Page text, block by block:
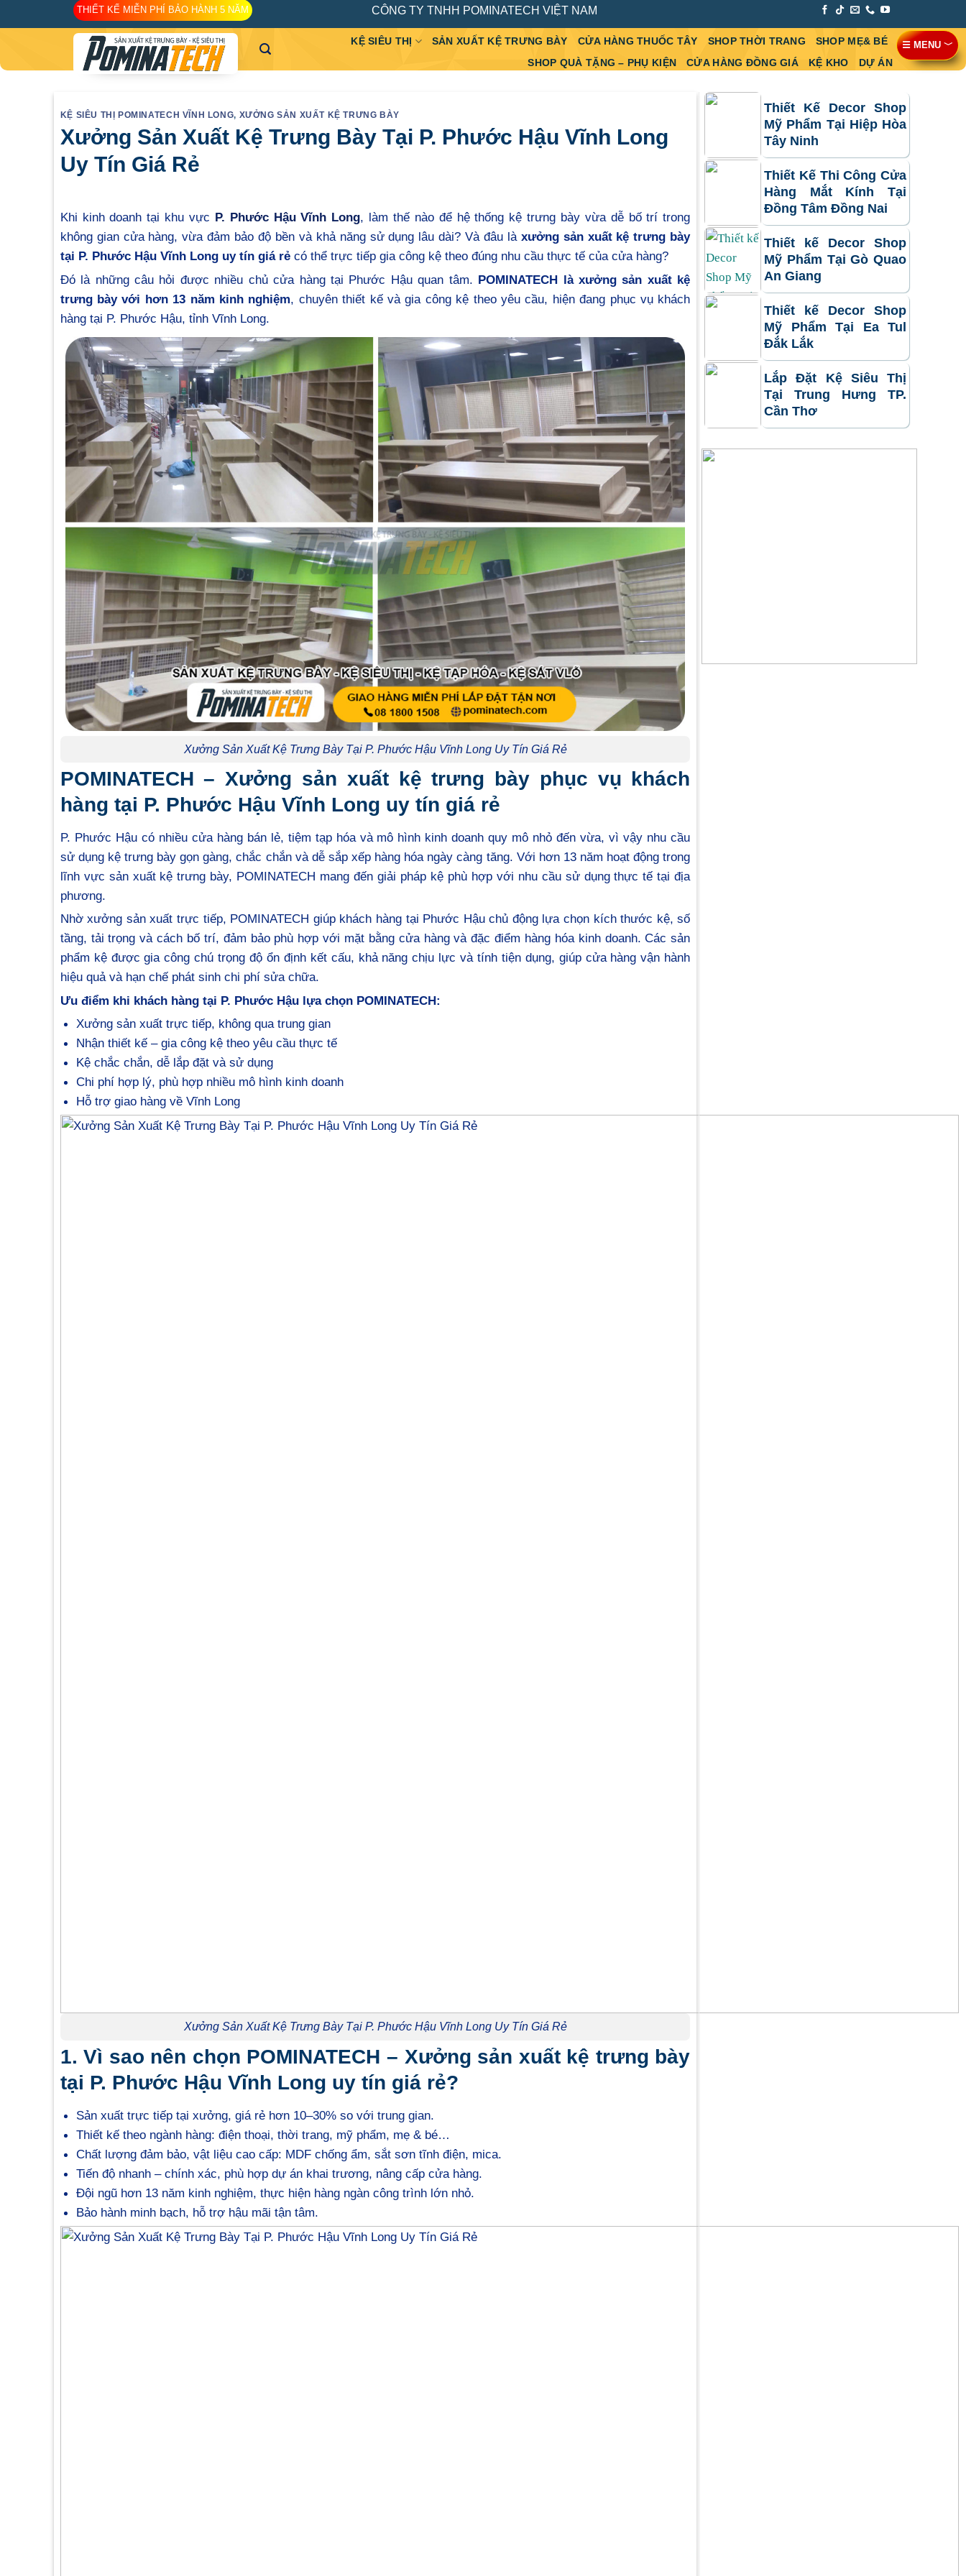
to
THIẾT KẾ MIỄN PHÍ BẢO HÀNH 5 NĂM CÔNG TY TNHH POMINATECH VIỆT NAM
KỆ SIÊU THỊ SẢN XUẤT KỆ TRƯNG BÀY CỬA HÀNG THUỐC TÂY SHOP THỜI TRANG
SHOP MẸ& BÉ
SHOP QUÀ TẶNG – PHỤ KIỆN
CỬA HÀNG ĐỒNG GIÁ KỆ KHO DỰ ÁN
KỆ SIÊU THỊ POMINATECH VĨNH LONG, XƯỞNG SẢN XUẤT KỆ TRƯNG BÀY
Xưởng Sản Xuất Kệ Trưng Bày Tại P. Phước Hậu Vĩnh Long
Uy Tín Giá Rẻ
Khi kinh doanh tại khu vực P. Phước Hậu Vĩnh Long, làm thế nào để hệ thống kệ trưng bày vừa dễ bố trí trong
không gian cửa hàng, vừa đảm bảo độ bền và khả năng sử dụng lâu dài? Và đâu làxưởng sản xuất kệ trưng bày
tại P. Phước Hậu Vĩnh Long uy tín giá rẻcó thể trực tiếp gia công kệ theo đúng nhu cầu thực tế của cửa hàng?
Đó là những câu hỏi được nhiều chủ cửa hàng tại Phước Hậu quan tâm. POMINATECH là xưởng sản xuất kệ
trưng bày với hơn 13 năm kinh nghiệm, chuyên thiết kế và gia công kệ theo yêu cầu, hiện đang phục vụ khách
hàng tại P. Phước Hậu, tỉnh Vĩnh Long.
Xưởng Sản Xuất Kệ Trưng Bày Tại P. Phước Hậu Vĩnh Long Uy Tín Giá Rẻ
POMINATECH – Xưởng sản xuất kệ trưng bày phục vụ khách
hàng tại P. Phước Hậu Vĩnh Long uy tín giá rẻ
P. Phước Hậu có nhiều cửa hàng bán lẻ, tiệm tạp hóa và mô hình kinh doanh quy mô nhỏ đến vừa, vì vậy nhu cầu
sử dụng kệ trưng bày gọn gàng, chắc chắn và dễ sắp xếp hàng hóa ngày càng tăng. Với hơn 13 năm hoạt động trong
lĩnh vực sản xuất kệ trưng bày, POMINATECH mang đến giải pháp kệ phù hợp với nhu cầu sử dụng thực tế tại địa
phương.
Nhờ xưởng sản xuất trực tiếp, POMINATECH giúp khách hàng tại Phước Hậu chủ động lựa chọn kích thước kệ, số
tầng, tải trọng và cách bố trí, đảm bảo phù hợp với mặt bằng cửa hàng và đặc điểm hàng hóa kinh doanh. Các sản
phẩm kệ được gia công chú trọng độ ổn định kết cấu, khả năng chịu lực và tính tiện dụng, giúp cửa hàng vận hành
hiệu quả và hạn chế phát sinh chi phí sửa chữa.
Ưu điểm khi khách hàng tại P. Phước Hậu lựa chọn POMINATECH:
Xưởng sản xuất trực tiếp, không qua trung gian
Nhận thiết kế – gia công kệ theo yêu cầu thực tế
Kệ chắc chắn, dễ lắp đặt và sử dụng
Chi phí hợp lý, phù hợp nhiều mô hình kinh doanh
Hỗ trợ giao hàng về Vĩnh Long
Xưởng Sản Xuất Kệ Trưng Bày Tại P. Phước Hậu Vĩnh Long Uy Tín Giá Rẻ
1. Vì sao nên chọn POMINATECH – Xưởng sản xuất kệ trưng bày
tại P. Phước Hậu Vĩnh Long uy tín giá rẻ?
Sản xuất trực tiếp tại xưởng, giá rẻ hơn 10–30% so với trung gian.
Thiết kế theo ngành hàng: điện thoại, thời trang, mỹ phẩm, mẹ & bé…
Chất lượng đảm bảo, vật liệu cao cấp: MDF chống ẩm, sắt sơn tĩnh điện, mica.
Tiến độ nhanh – chính xác, phù hợp dự án khai trương, nâng cấp cửa hàng.
Đội ngũ hơn 13 năm kinh nghiệm, thực hiện hàng ngàn công trình lớn nhỏ.
Bảo hành minh bạch, hỗ trợ hậu mãi tận tâm.
Thiết Kế Decor Shop
Mỹ Phẩm Tại Hiệp Hòa
Tây Ninh
Thiết Kế Thi Công Cửa
Hàng Mắt Kính Tại
Đồng Tâm Đồng Nai
Thiết kế Decor Shop
Mỹ Phẩm Tại Gò Quao
An Giang
Thiết kế Decor Shop
Mỹ Phẩm Tại Ea Tul
Đắk Lắk
Lắp Đặt Kệ Siêu Thị
Tại Trung Hưng TP.
Cần Thơ
☰ MENU ﹀